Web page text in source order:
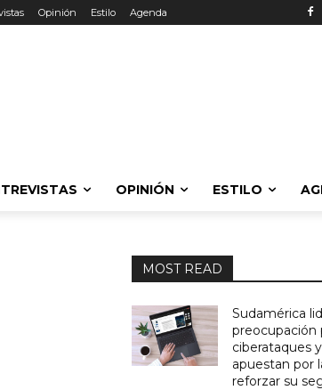
Opinión Estilo Agenda
OPINIÓN ESTILO
MOST READ
Sudamérica
preocupación
ciberataques
apuestan por
reforzar su